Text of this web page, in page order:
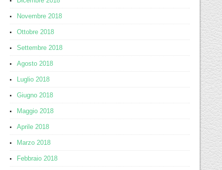
Novembre 2018
Ottobre 2018
Settembre 2018
Agosto 2018
Luglio 2018
Giugno 2018
Maggio 2018
Aprile 2018
Marzo 2018
Febbraio 2018